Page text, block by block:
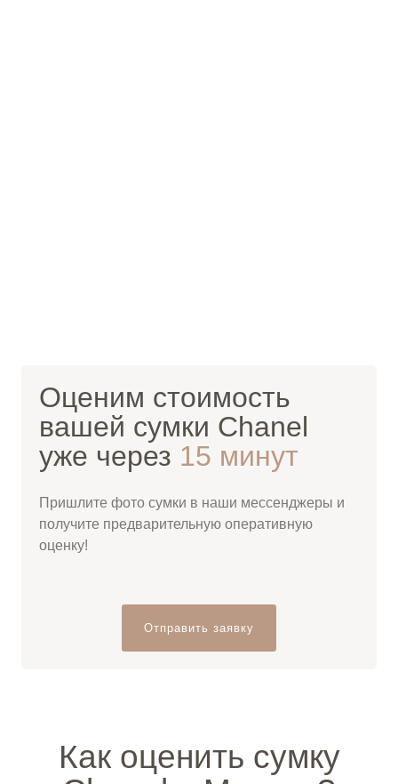
Оценим стоимость
вашей сумки Chanel
уже через 15 минут
Пришлите фото сумки в наши мессенджеры и
получите предварительную оперативную
оценку!
Отправить заявку
Как оценить сумку